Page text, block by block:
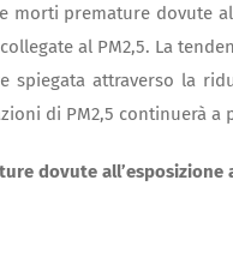
morti premature dovute
al PM2,5. La
spiegata attraverso la
di PM2,5 continuerà
dovute all’esposizione